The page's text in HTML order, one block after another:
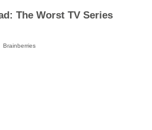
The Worst TV Series
Brainberries